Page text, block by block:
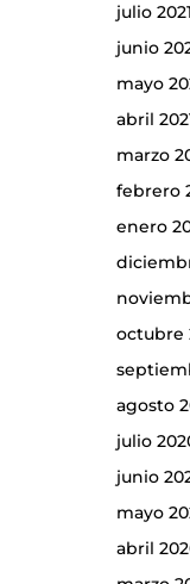
julio 2021
junio
mayo
abril
marzo
febrero
enero
octubre
agosto
julio
junio
mayo
abril